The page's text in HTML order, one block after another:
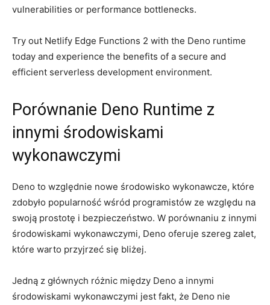
vulnerabilities or performance bottlenecks.
Try⁣ out Netlify Edge Functions 2‌ with the Deno runtime​
today‌ and‍ experience the‌ benefits of a secure and⁤
efficient serverless development environment.
Porównanie Deno‍ Runtime z
innymi środowiskami‌
wykonawczymi
Deno to ⁢względnie nowe ⁢środowisko wykonawcze,‍ które
zdobyło popularność⁣ wśród programistów ze względu ⁣na
swoją prostotę i⁢ bezpieczeństwo. W porównaniu z innymi
środowiskami wykonawczymi, Deno oferuje szereg ⁣zalet,⁤
które warto przyjrzeć się bliżej.
Jedną z głównych różnic między ‌Deno⁣ a innymi
środowiskami wykonawczymi jest‌ fakt, ⁣że Deno nie